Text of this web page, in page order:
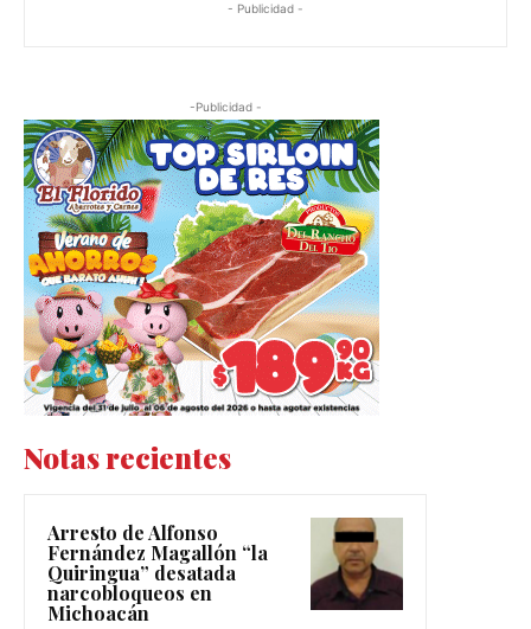
- Publicidad -
-Publicidad -
Notas recientes
Arresto de Alfonso
Fernández Magallón “la
Quiringua” desatada
narcobloqueos en
Michoacán